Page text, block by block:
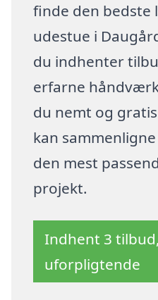
finde den bedste
udestue i
du indhenter
erfarne
du nemt og
kan
den mest
projekt.
Indhent 3
uforpligtende